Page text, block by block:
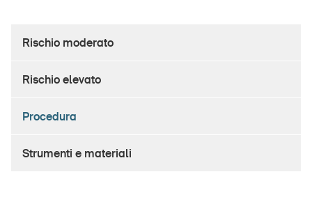
Basi scientifiche
Rischio moderato
Rischio elevato
Procedura
Strumenti e materiali